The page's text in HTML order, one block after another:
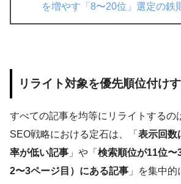
を増やす「8〜20位」選定の鉄
リライト対象を優先順位付け
すべての記事を均等にリライトするの
SEO戦略における定石は、「 表示回数
率が低い記事 」や「 検索順位が11位〜
2〜3ページ目）にある記事 」を集中